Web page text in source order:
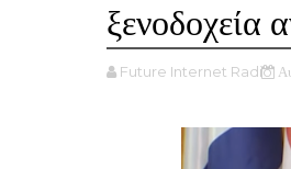
ξενοδοχεία
Future Internet Radio